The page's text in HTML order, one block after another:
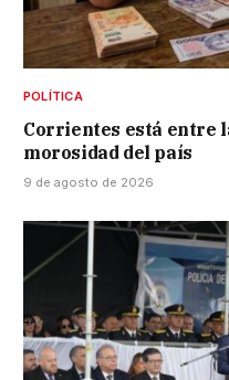
POLÍTICA
Corrientes está entre
morosidad del país
9 de agosto de 2026